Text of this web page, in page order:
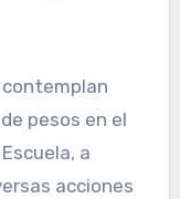
contemplan
pesos en el
a
acciones